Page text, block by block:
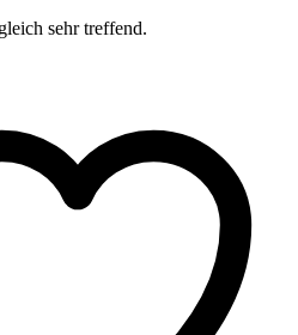
sehr treffend.